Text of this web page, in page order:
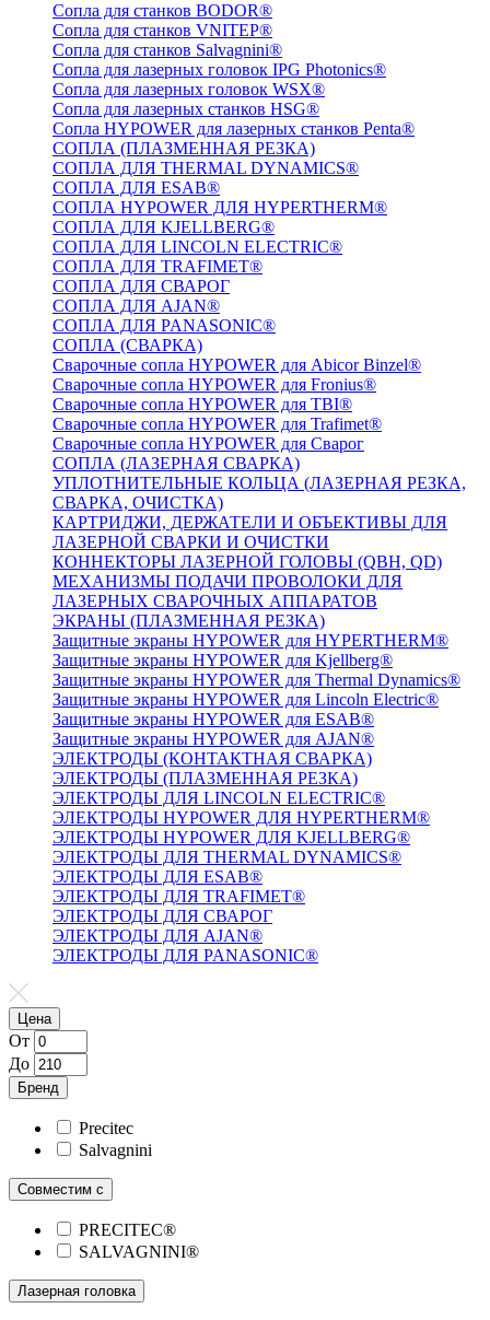
Сопла для станков BODOR®
Сопла для станков VNITEP®
Сопла для станков Salvagnini®
Сопла для лазерных головок IPG Photonics®
Сопла для лазерных головок WSX®
Сопла для лазерных станков HSG®
Сопла HYPOWER для лазерных станков Penta®
СОПЛА (ПЛАЗМЕННАЯ РЕЗКА)
СОПЛА ДЛЯ THERMAL DYNAMICS®
СОПЛА ДЛЯ ESAB®
СОПЛА HYPOWER ДЛЯ HYPERTHERM®
СОПЛА ДЛЯ KJELLBERG®
СОПЛА ДЛЯ LINCOLN ELECTRIC®
СОПЛА ДЛЯ TRAFIMET®
СОПЛА ДЛЯ СВАРОГ
СОПЛА ДЛЯ AJAN®
СОПЛА ДЛЯ PANASONIC®
СОПЛА (СВАРКА)
Сварочные сопла HYPOWER для Abicor Binzel®
Сварочные сопла HYPOWER для Fronius®
Сварочные сопла HYPOWER для TBI®
Сварочные сопла HYPOWER для Trafimet®
Сварочные сопла HYPOWER для Сварог
СОПЛА (ЛАЗЕРНАЯ СВАРКА)
УПЛОТНИТЕЛЬНЫЕ КОЛЬЦА (ЛАЗЕРНАЯ РЕЗКА,
СВАРКА, ОЧИСТКА)
КАРТРИДЖИ, ДЕРЖАТЕЛИ И ОБЪЕКТИВЫ ДЛЯ
ЛАЗЕРНОЙ СВАРКИ И ОЧИСТКИ
КОННЕКТОРЫ ЛАЗЕРНОЙ ГОЛОВЫ (QBH, QD)
МЕХАНИЗМЫ ПОДАЧИ ПРОВОЛОКИ ДЛЯ
ЛАЗЕРНЫХ СВАРОЧНЫХ АППАРАТОВ
ЭКРАНЫ (ПЛАЗМЕННАЯ РЕЗКА)
Защитные экраны HYPOWER для HYPERTHERM®
Защитные экраны HYPOWER для Kjellberg®
Защитные экраны HYPOWER для Thermal Dynamics®
Защитные экраны HYPOWER для Lincoln Electric®
Защитные экраны HYPOWER для ESAB®
Защитные экраны HYPOWER для AJAN®
ЭЛЕКТРОДЫ (КОНТАКТНАЯ СВАРКА)
ЭЛЕКТРОДЫ (ПЛАЗМЕННАЯ РЕЗКА)
ЭЛЕКТРОДЫ ДЛЯ LINCOLN ELECTRIC®
ЭЛЕКТРОДЫ HYPOWER ДЛЯ HYPERTHERM®
ЭЛЕКТРОДЫ HYPOWER ДЛЯ KJELLBERG®
ЭЛЕКТРОДЫ ДЛЯ THERMAL DYNAMICS®
ЭЛЕКТРОДЫ ДЛЯ ESAB®
ЭЛЕКТРОДЫ ДЛЯ TRAFIMET®
ЭЛЕКТРОДЫ ДЛЯ СВАРОГ
ЭЛЕКТРОДЫ ДЛЯ AJAN®
ЭЛЕКТРОДЫ ДЛЯ PANASONIC®
Цена
От
До
Бренд
Precitec
Salvagnini
Совместим с
PRECITEC®
SALVAGNINI®
Лазерная головка